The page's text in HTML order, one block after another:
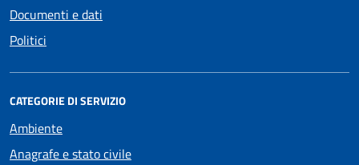
Documenti e dati
Politici
CATEGORIE DI SERVIZIO
Ambiente
Anagrafe e stato civile